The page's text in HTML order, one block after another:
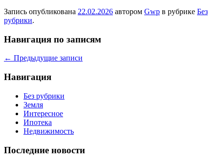
Запись опубликована 22.02.2026 автором Gwp в рубрике Без
рубрики.
Навигация по записям
← Предыдущие записи
Навигация
Без рубрики
Земля
Интересное
Ипотека
Недвижимость
Последние новости